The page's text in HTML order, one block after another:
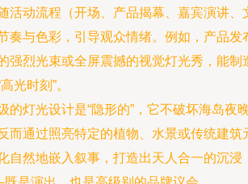
活动流程（开场、产品揭幕、嘉宾演讲、
奏与色彩，引导观众情绪。例如，产品发
强烈光束或全屏震撼的视觉灯光秀，能制
光时刻”。
的灯光设计是“隐形的”，它不破坏海岛夜
而通过照亮特定的植物、水景或传统建筑
自然地嵌入叙事，打造出天人合一的沉浸